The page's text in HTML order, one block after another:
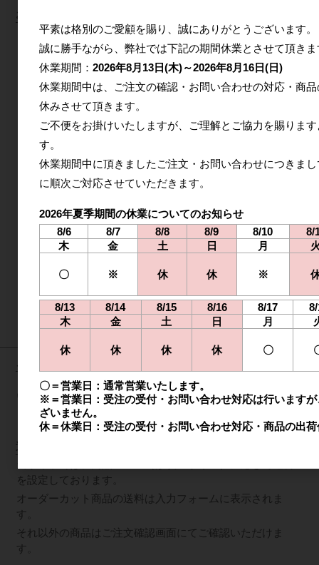
お支払方法
銀行振込(前払い)
クレジットカード決済
請求書払い
す。
※上記以外の締め日・支払日もご相談ください。
NP掛け払い
お支払い方法の詳細はこちら
ご利用方法について
ご利用方法については下記リンク先のご案内をご覧くださ
会員登録について
送料について
を設定しております。
オーダーカット商品の送料は入力フォームに表示されま
す。
それ以外の商品はご注文確認画面にてご確認いただけま
す。
平素は格別のご愛顧を賜り、誠にありがとうございます。
誠に勝手ながら、弊社では下記の期間休業とさせて頂き
休業期間： 2026年8月13日(木)～2026年8月16日(日)
休業期間中は、ご注文の確認・お問い合わせの対応・商
休みさせて頂きます。
ご不便をお掛けいたしますが、ご理解とご協力を賜りま
す。
休業期間中に頂きましたご注文・お問い合わせにつきま
に順次ご対応させていただきます。
2026年夏季期間の休業についてのお知らせ
8/6
木
〇
8/7
金
※
8/8
土
休
8/9
日
休
8/10
月
※
8/
8/13
木
休
8/14
金
休
8/15
土
休
8/16
日
休
8/17
月
〇
〇＝営業日：通常営業いたします。
※＝営業日：受注の受付・お問い合わせ対応は行います
ざいません。
休＝休業日：受注の受付・お問い合わせ対応・商品の出